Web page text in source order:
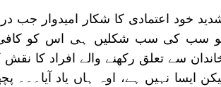
خود اعتمادی کا شکار امیدوار
سب کی سب شکلیں ہی اس کو کافی
سے تعلق رکھنے والے افراد کا
ایسا نہیں ہے، اوہ ہاں یاد آیا۔۔۔